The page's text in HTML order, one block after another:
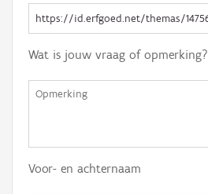
Wat is jouw vraag of opmerking?
Voor- en achternaam